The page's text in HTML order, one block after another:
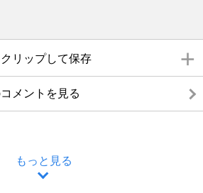
リップして保存
メントを見る
もっと見る